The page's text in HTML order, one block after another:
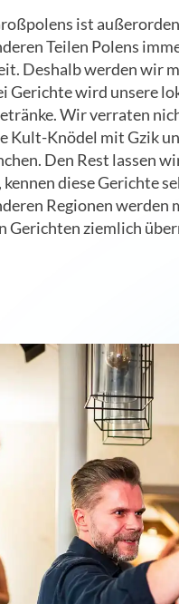
ist
Teilen Polens
Deshalb werden wir
Gerichte wird unsere
Wir verraten
Kult-Knödel mit Gzik
Den Rest lassen
diese Gerichte
Regionen werden
Gerichten ziemlich